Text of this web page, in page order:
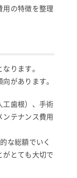
用の特徴を整理
ります。
があります。
工歯根）、手術
ンテナンス費用
な総額でいく
がとても大切で